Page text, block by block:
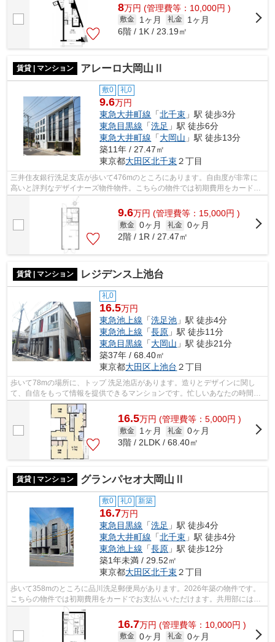
8万円 (管理費等：10,000円 )
敷金 1ヶ月 礼金
1ヶ月
6階 / 1K / 23.19㎡
賃貸 | マンション アレーロ大岡山Ⅱ
敷0 礼0
9.6万円
東急大井町線 「北千束 」駅 徒歩3分
東急目黒線 「洗足 」駅 徒歩6分
東急大井町線 「大岡山 」駅 徒歩13分
築11年 / 27.47㎡
東京都大田区北千束２丁目
三井住友銀行洗足支店が歩いて476mのところにあります。自由度が非常に
高いと評判なデザイナーズ物件物件。こちらの物件では初期費用をカードで
お支払いいただけます。この物件は駅か...
9.6万円 (管理費等：15,000円 )
敷金 0ヶ月 礼金 0ヶ月
2階 / 1R / 27.47㎡
賃貸 | マンション レジデンス上池台
礼0
16.5万円
東急池上線 「洗足池 」駅 徒歩4分
東急池上線 「長原 」駅 徒歩11分
東急目黒線 「大岡山 」駅 徒歩21分
築37年 / 68.40㎡
東京都大田区 上池台 ２丁目
歩いて78mの場所に、トップ 洗足池店があります。造りとデザインに関し
て、自信をもって情報を提供できるマンションです。忙しいあなたの時間を
有効的に使えるのが敷地内ごみ置き場で...
16.5万円 (管理費等：5,000円 )
敷金 1ヶ月 礼金 0ヶ月
3階 / 2LDK / 68.40㎡
賃貸 | マンション グランパセオ大岡山Ⅱ
敷0 礼0 新築
16.7万円
東急目黒線 「洗足 」駅 徒歩4分
東急大井町線 「北千束 」駅 徒歩4分
東急池上線 「長原 」駅 徒歩12分
築1年未満 / 29.52㎡
東京都大田区北千束２丁目
歩いて358mのところに品川洗足郵便局があります。2026年築の物件です。
こちらの物件では初期費用をカードでお支払いいただけます。共用部にはエ
レベータ・敷地内ごみ置き場などが揃っ...
16.7万円 (管理費等：10,000円 )
敷金 0ヶ月 礼金 0ヶ月